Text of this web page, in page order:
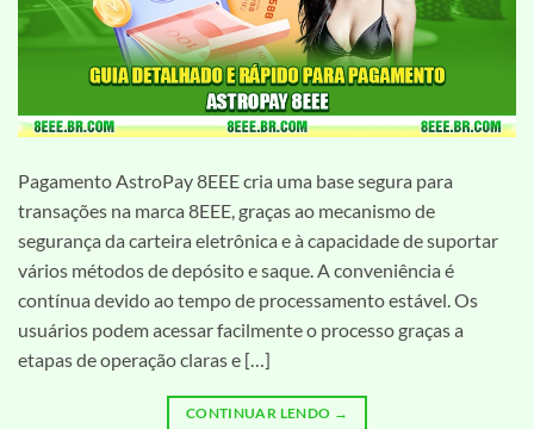
Pagamento AstroPay 8EEE cria uma base segura para
transações na marca 8EEE, graças ao mecanismo de
segurança da carteira eletrônica e à capacidade de suportar
vários métodos de depósito e saque. A conveniência é
contínua devido ao tempo de processamento estável. Os
usuários podem acessar facilmente o processo graças a
etapas de operação claras e […]
CONTINUAR LENDO →